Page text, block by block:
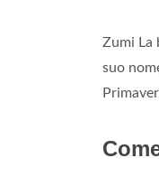
Zumi La
suo